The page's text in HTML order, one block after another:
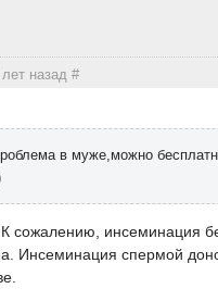
назад#
в муже,можно
сожалению, инсеминация
Инсеминация спермой